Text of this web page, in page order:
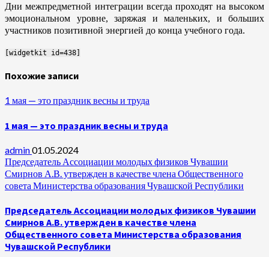
Дни межпредметной интеграции всегда проходят на высоком
эмоциональном уровне, заряжая и маленьких, и больших
участников позитивной энергией до конца учебного года.
[widgetkit id=438]
Похожие записи
1 мая — это праздник весны и труда
1 мая — это праздник весны и труда
admin01.05.2024
Председатель Ассоциации молодых физиков Чувашии
Смирнов А.В. утвержден в качестве члена Общественного
совета Министерства образования Чувашской Республики
Председатель Ассоциации молодых физиков Чувашии
Смирнов А.В. утвержден в качестве члена
Общественного совета Министерства образования
Чувашской Республики